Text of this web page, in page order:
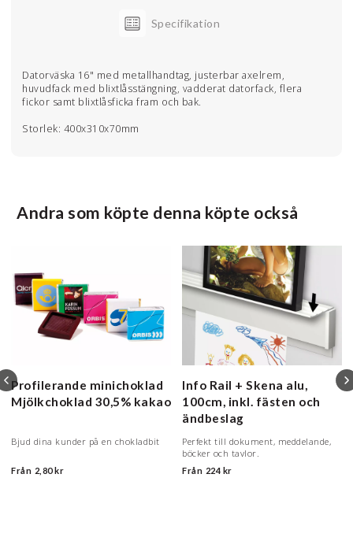
Specifikation
Datorväska 16" med metallhandtag, justerbar axelrem,
huvudfack med blixtlåsstängning, vadderat datorfack, flera
fickor samt blixtlåsficka fram och bak.
Storlek: 400x310x70mm
Andra som köpte denna köpte också
Profilerande minichoklad
Mjölkchoklad 30,5% kakao
Bjud dina kunder på en chokladbit
Från 2,80 kr
Info Rail + Skena alu,
100cm, inkl. fästen och
ändbeslag
Perfekt till dokument, meddelande,
böcker och tavlor.
Från 224 kr